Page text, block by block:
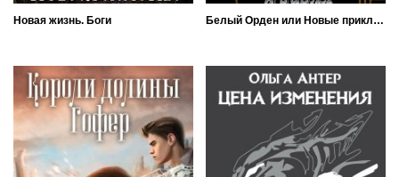
Новая жизнь. Боги Белый Орден или Новые приключения Ариэля